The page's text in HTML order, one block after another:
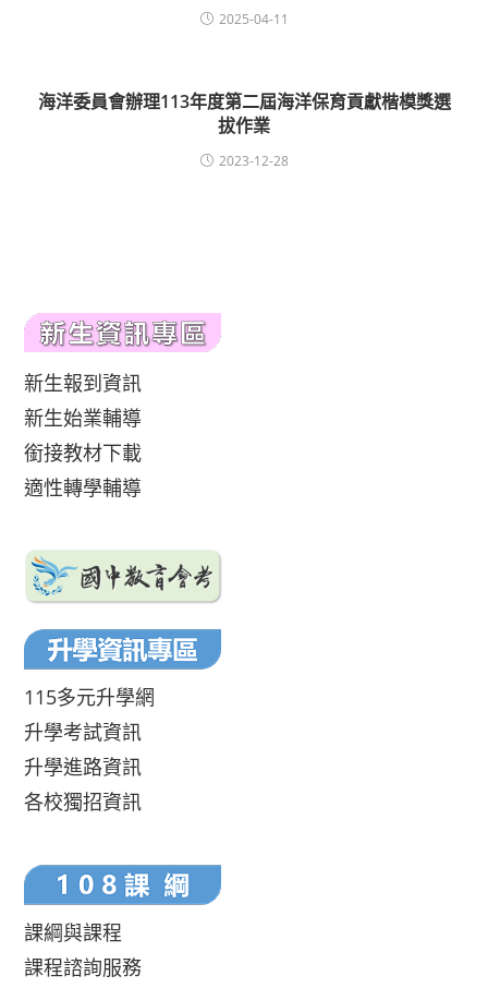
2025-04-11
海洋委員會辦理113年度第二屆海洋保育貢獻楷模獎選
拔作業
2023-12-28
新生報到資訊
新生始業輔導
銜接教材下載
適性轉學輔導
115多元升學網
升學考試資訊
升學進路資訊
各校獨招資訊
課綱與課程
課程諮詢服務